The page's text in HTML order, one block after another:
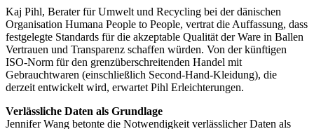
Kaj Pihl, Berater für Umwelt und Recycling bei der dänischen
Organisation Humana People to People, vertrat die Auffassung, dass
festgelegte Standards für die akzeptable Qualität der Ware in Ballen
Vertrauen und Transparenz schaffen würden. Von der künftigen
ISO-Norm für den grenzüberschreitenden Handel mit
Gebrauchtwaren (einschließlich Second-Hand-Kleidung), die
derzeit entwickelt wird, erwartet Pihl Erleichterungen.
Verlässliche Daten als Grundlage
Jennifer Wang betonte die Notwendigkeit verlässlicher Daten als